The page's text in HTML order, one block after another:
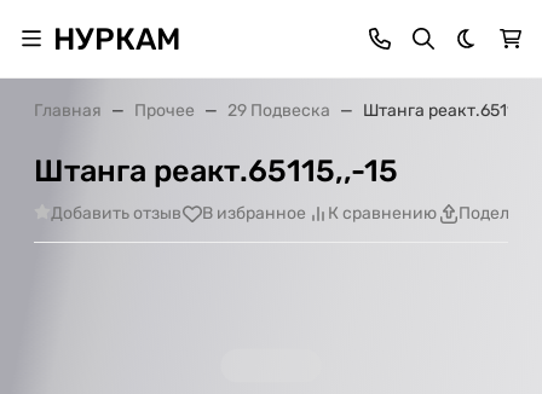
НУРКАМ Темная
Главная Прочее 29 Подвеска Штанга реакт.65115,,-
Штанга реакт.65115,,-15
Добавить отзыв В избранное К сравнению